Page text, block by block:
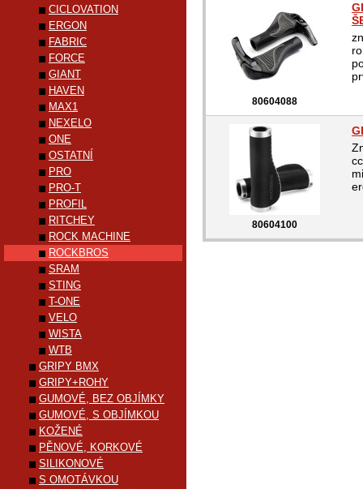
80604088
80604100
CICLOVATION
ERGON
FABRIC
FORCE
GIANT
HAVEN
MAX1
NEXELO
ONE
OSTATNÍ
PRO
PRO-T
PROFIL
RITCHEY
ROCK MACHINE
ROCKBROS
SRAM
STING
T-ONE
VELO
WISTA
WTB
GRIPY BMX
GRIPY+ROHY
GUMOVÉ, BEZ OBJÍMKY
GUMOVÉ, S OBJÍMKOU
KOŽENÉ
PĚNOVÉ, KORKOVÉ
SILIKONOVÉ
S OMOTÁVKOU